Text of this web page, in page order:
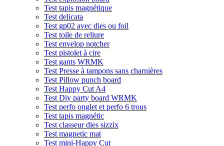
Test tapis magnétique
Test delicata
Test gp02 avec dies ou foil
Test toile de reliure
Test envelop notcher
Test pistolet à cire
Test gants WRMK
Test Presse à tampons sans charnières
Test Pillow punch board
Test Happy Cut A4
Test Diy party board WRMK
Test perfo onglet et perfo 6 trous
Test tapis magnétic
Test classeur dies sizzix
Test magnetic mat
Test mini-Happy Cut